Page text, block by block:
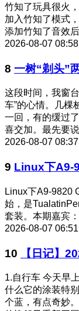
竹知了玩具很火
加入竹知了模式
添加竹知了音效
2026-08-07 08:58
8 一树“剃头”
这段时间，我窗
车”的心情。几棵
一回，有的缓过
喜交加。最先要
2026-08-07 08:37
9 Linux下A9-
Linux下A9-9820
始，是
套装。本期嘉宾
2026-08-07 06:51
10 【日记】
1.自行车 今天早
什么它的涂装特
个蓝，有点奇妙